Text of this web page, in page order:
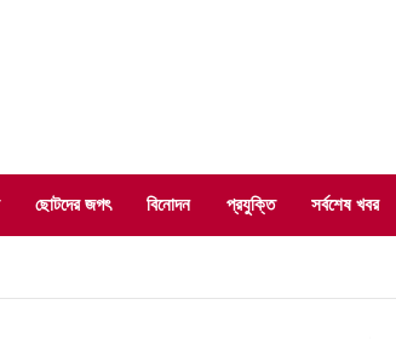
ছোটদের জগৎ বিনোদন প্রযুক্তি সর্বশেষ খবর